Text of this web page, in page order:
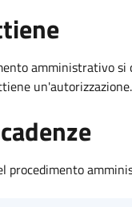
amministrativo si
un'autorizzazione.
procedimento